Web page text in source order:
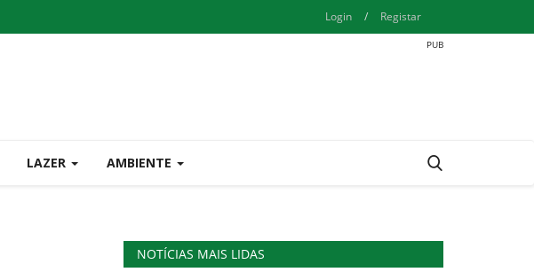
Login / Registar
LAZER AMBIENTE
NOTÍCIAS MAIS LIDAS